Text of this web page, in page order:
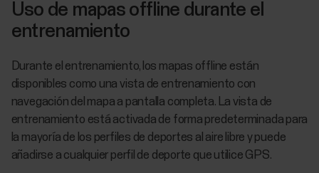
Uso de mapas offline durante el
entrenamiento
Durante el entrenamiento, los mapas offline están
disponibles como una vista de entrenamiento con
navegación del mapa a pantalla completa. La vista de
entrenamiento está activada de forma predeterminada para
la mayoría de los perfiles de deportes al aire libre y puede
añadirse a cualquier perfil de deporte que utilice GPS.